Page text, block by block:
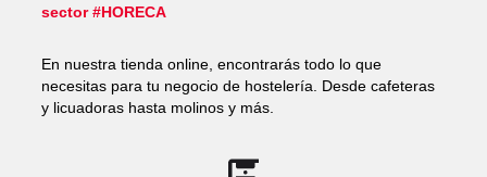
sector #HORECA
En nuestra tienda online, encontrarás todo lo que
necesitas para tu negocio de hostelería. Desde cafeteras
y licuadoras hasta molinos y más.